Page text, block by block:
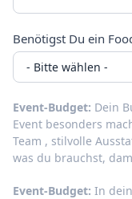
Benötigst Du ein
Event-Budget: Dein
Event besonders
Team , stilvolle Ausstattung und ausgewählte
was du brauchst,
Event-Budget: In